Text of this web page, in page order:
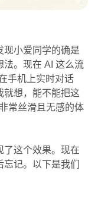
现小爱同学的确是
法。现在 AI 这么流
手机上实时对话
就想，能不能把这
常丝滑且无感的体
了这个效果。现在
记。以下是我们